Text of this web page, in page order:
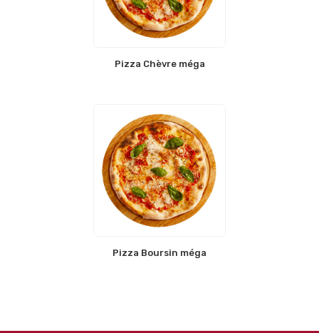
Pizza Chèvre méga
Pizza Boursin méga